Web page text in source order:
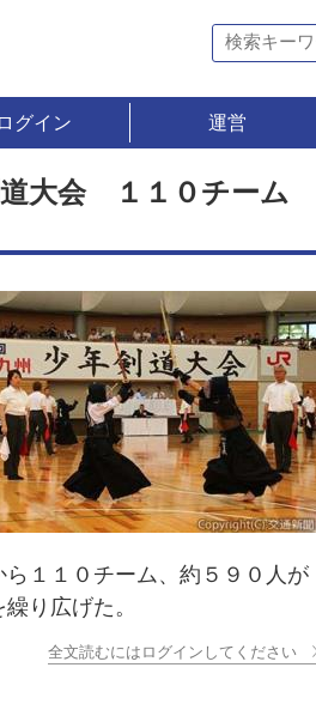
ログイン 運営
大会 １１０チーム
１１０チーム、約５９０人が
り広げた。
全文読むにはログインしてください